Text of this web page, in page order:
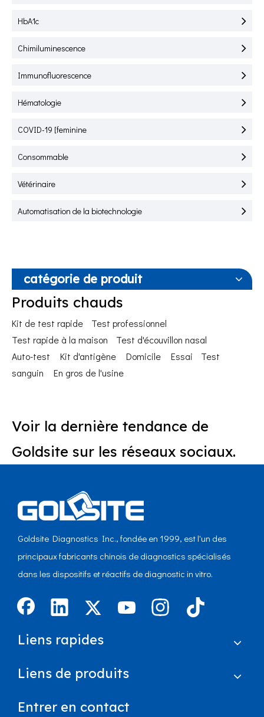
HbA1c
Chimiluminescence
Immunofluorescence
Hématologie
COVID-19 [feminine
Consommable
Vétérinaire
Automatisation de la biotechnologie
catégorie de produit
Produits chauds
Kit de test rapide
Test professionnel
Test rapide à la maison
Test d'écouvillon nasal
Auto-test
Kit d'antigène Domicile Essai
Test
sanguin
En gros de l'usine
Voir la dernière tendance de
Goldsite sur les réseaux sociaux.
Goldsite Diagnostics Inc., fondée en 1999, est l'un des
principaux fabricants chinois de diagnostics spécialisés
dans les dispositifs et réactifs de diagnostic in vitro.
Liens rapides
Liens de produits
Entrer en contact